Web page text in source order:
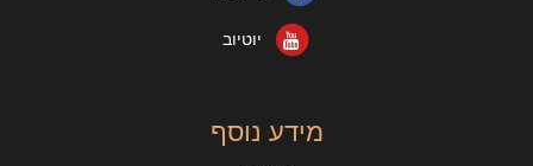
יוטיוב
מידע נוסף